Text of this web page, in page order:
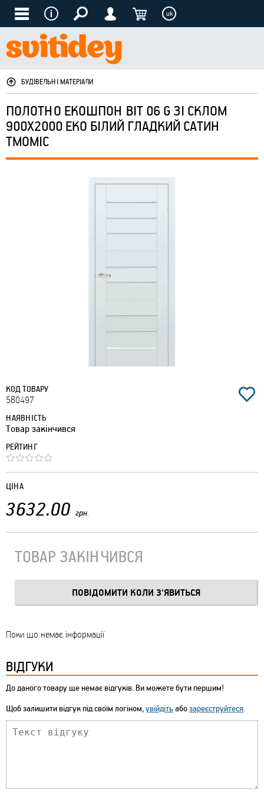
uk
БУДІВЕЛЬНІ МАТЕРІАЛИ
ПОЛОТНО ЕКОШПОН BIT 06 G ЗІ СКЛОМ
900Х2000 ЕКО БІЛИЙ ГЛАДКИЙ САТИН
ТМОМІС
КОД ТОВАРУ
580497
НАЯВНІСТЬ
Товар закінчився
РЕЙТИНГ
ЦІНА
3632.00 грн.
ТОВАР ЗАКІНЧИВСЯ
Поки що немає інформації
ВІДГУКИ
До даного товару ще немає відгуків. Ви можете бути першим!
Щоб залишити відгук під своїм логіном,увійдітьабозареєструйтеся.